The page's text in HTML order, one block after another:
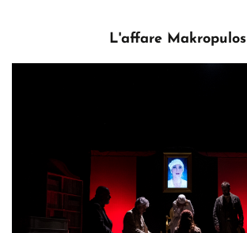
L'affare Makropulos